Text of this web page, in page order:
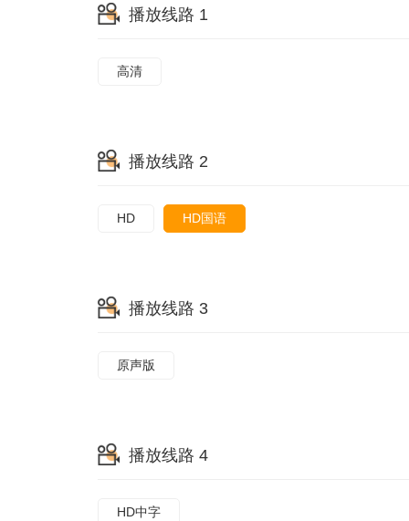
播放线路 1
高清
播放线路 2
HD HD国语
播放线路 3
原声版
播放线路 4
HD中字